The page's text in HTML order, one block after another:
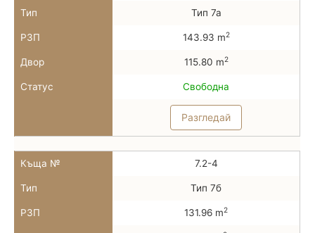
Тип Тип 7а
РЗП 143.93 m2
Двор 115.80 m2
Статус Свободна
Разгледай
Къща № 7.2-4
Тип Тип 7б
РЗП 131.96 m2